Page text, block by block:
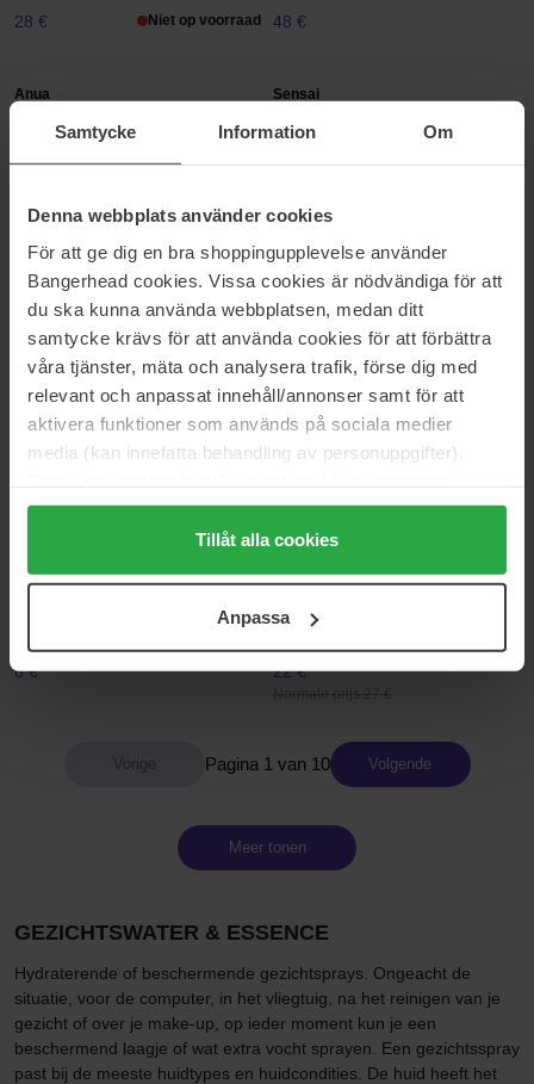
Samtycke Information Om
Denna webbplats använder cookies
För att ge dig en bra shoppingupplevelse använder
Bangerhead cookies. Vissa cookies är nödvändiga för att
du ska kunna använda webbplatsen, medan ditt
samtycke krävs för att använda cookies för att förbättra
våra tjänster, mäta och analysera trafik, förse dig med
relevant och anpassat innehåll/annonser samt för att
aktivera funktioner som används på sociala medier
media (kan innefatta behandling av personuppgifter).
Genom att trycka på "Tillåt alla cookies" accepterar du
alla cookies, medan du under "Detaljer" kan anpassa
användningen av cookies. Du kan när som helst återkalla
samt vår Integritetspolicy.
Tillåt alla cookies
Anpassa
28 € Niet op voorraad 48 €
Anua
Toner
250 ml
Sensai
125 ml
Maria Åkerberg
Lemon Freshener
250 ml
30 €
Medicube
PDRN Pink Cica Soothing Toner
250 ml
22 €
Sensai Dr. Ceuracle
120 ml
Klairs
Supple Preparation Unscented
8 €
haruharu wonder
Essence
22 €
Normale prijs 27 €
Pagina 1 van 10 Volgende
Meer tonen
GEZICHTSWATER & ESSENCE
Hydraterende of beschermende gezichtsprays. Ongeacht de
situatie, voor de computer, in het vliegtuig, na het reinigen van je
gezicht of over je make-up, op ieder moment kun je een
beschermend laagje of wat extra vocht sprayen. Een gezichtsspray
past bij de meeste huidtypes en huidcondities. De huid heeft het